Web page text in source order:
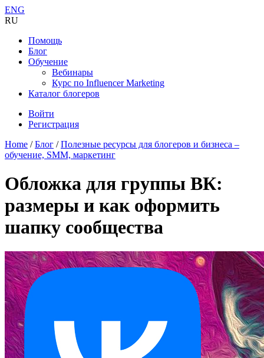
ENG
RU
Помощь
Блог
Обучение
Вебинары
Курс по Influencer Marketing
Каталог блогеров
Войти
Регистрация
Home /Блог /Полезные ресурсы для блогеров и бизнеса –
обучение, SMM, маркетинг
Обложка для группы ВК:
размеры и как оформить
шапку сообщества